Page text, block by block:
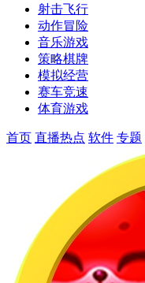
射击飞行
动作冒险
音乐游戏
策略棋牌
模拟经营
赛车竞速
体育游戏
首页 直播热点 软件 专题